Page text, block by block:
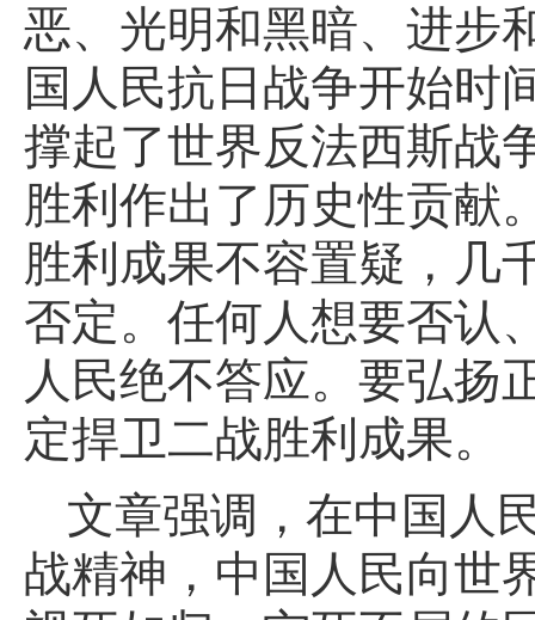
恶、光明和黑暗、进步
国人民抗日战争开始时
撑起了世界反法西斯战
胜利作出了历史性贡献
胜利成果不容置疑，几
否定。任何人想要否认
人民绝不答应。要弘扬
定捍卫二战胜利成果。
文章强调，在中国人
战精神，中国人民向世